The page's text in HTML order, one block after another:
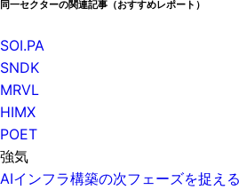
同一セクターの関連記事（おすすめレポート）
SOI.PA
SNDK
MRVL
HIMX
POET
強気
AIインフラ構築の次フェーズを捉え